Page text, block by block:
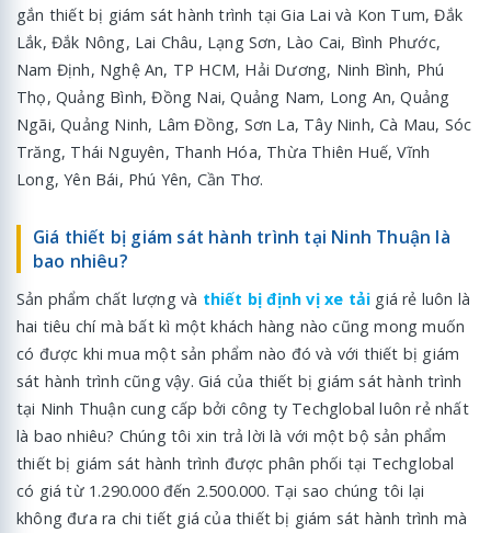
gắn thiết bị giám sát hành trình tại Gia Lai và Kon Tum, Đắk
Lắk, Đắk Nông, Lai Châu, Lạng Sơn, Lào Cai, Bình Phước,
Nam Định, Nghệ An, TP HCM, Hải Dương, Ninh Bình, Phú
Thọ, Quảng Bình, Đồng Nai, Quảng Nam, Long An, Quảng
Ngãi, Quảng Ninh, Lâm Đồng, Sơn La, Tây Ninh, Cà Mau, Sóc
Trăng, Thái Nguyên, Thanh Hóa, Thừa Thiên Huế, Vĩnh
Long, Yên Bái, Phú Yên, Cần Thơ.
Giá thiết bị giám sát hành trình tại Ninh Thuận là
bao nhiêu?
Sản phẩm chất lượng và thiết bị định vị xe tải giá rẻ luôn là
hai tiêu chí mà bất kì một khách hàng nào cũng mong muốn
có được khi mua một sản phẩm nào đó và với thiết bị giám
sát hành trình cũng vậy. Giá của thiết bị giám sát hành trình
tại Ninh Thuận cung cấp bởi công ty Techglobal luôn rẻ nhất
là bao nhiêu? Chúng tôi xin trả lời là với một bộ sản phẩm
thiết bị giám sát hành trình được phân phối tại Techglobal
có giá từ 1.290.000 đến 2.500.000. Tại sao chúng tôi lại
không đưa ra chi tiết giá của thiết bị giám sát hành trình mà